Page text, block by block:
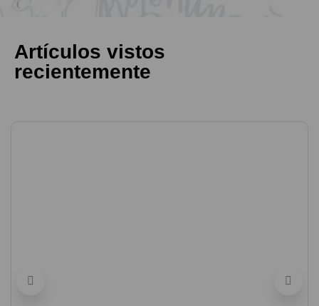
Artículos vistos
recientemente